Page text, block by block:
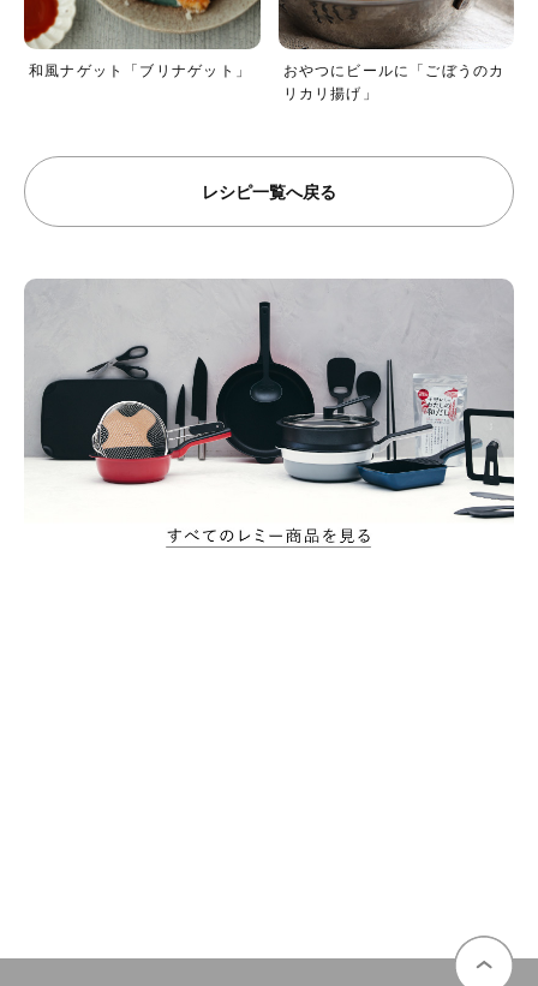
和風ナゲット「ブリナゲット」
おやつにビールに「ごぼうのカ
リカリ揚げ」
レシピ一覧へ戻る